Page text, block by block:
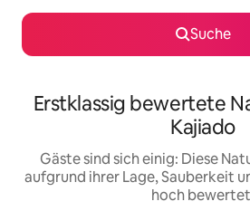
Suche
Erstklassig bewertete
Kajiado
Gäste sind sich einig: Diese
aufgrund ihrer Lage, Sauberkeit
hoch